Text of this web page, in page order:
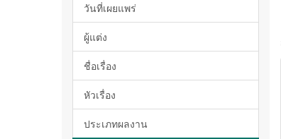
วันที่เผยแพร่
ผู้แต่ง
ชื่อเรื่อง
หัวเรื่อง
ประเภทผลงาน